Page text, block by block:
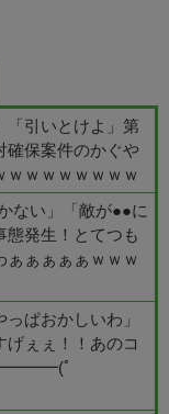
「引いとけよ」第
確保案件のかぐや
ｗｗｗｗｗｗｗ
ない」「敵が●●に
態発生！とてつも
ぁぁぁぁぁｗｗｗ
ぱおかしいわ」
ぇぇ！！あのコ
━━━━(ﾟ